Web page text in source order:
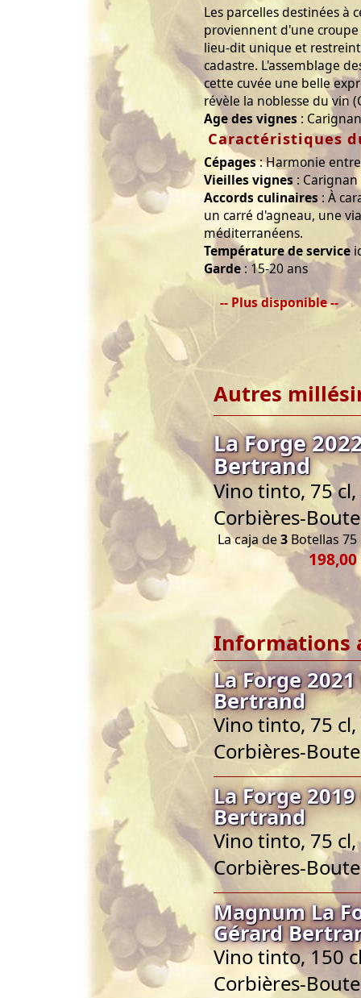
Les parcelles destinées à
proviennent d'une
lieu-dit unique et
cadastre. L'assemblage
cette cuvée une belle
révèle la noblesse du vin
Age des vignes :
Caractéristiques
Cépages: Harmonie entre
Vieilles vignes : Carignan
Accords culinaires : À
un carré d'agneau, une
méditerranéens.
Température de service
Garde : 15-20 ans
-- Plus disponible --
Autres
La Forge
Bertrand
Vino tinto, 75
Corbières-
La caja de3 Botellas 75
198,00
Informations
La Forge
Bertrand
Vino tinto, 75
Corbières-
La Forge
Bertrand
Vino tinto, 75
Corbières-
Magnum La
Gérard
Vino tinto, 150
Corbières-